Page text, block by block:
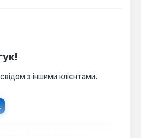
з іншими клієнтами.